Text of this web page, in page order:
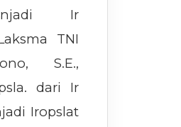
Ir
TNI
S.E.,
dari Ir
Iropslat